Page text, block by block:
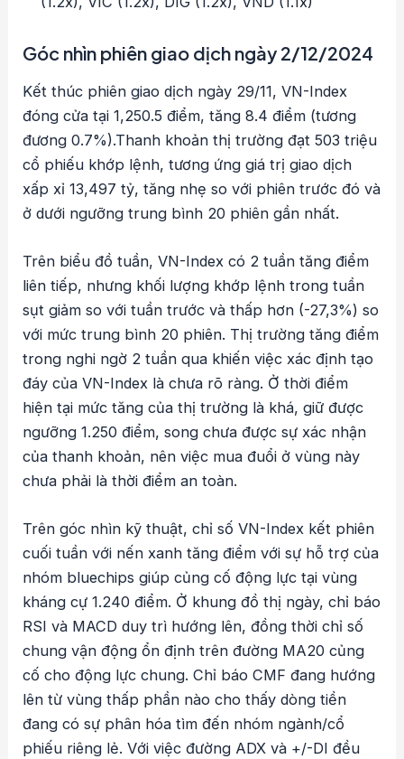
Góc nhìn phiên giao dịch ngày 2/12/2024
Kết thúc phiên giao dịch ngày 29/11, VN-Index
đóng cửa tại 1,250.5 điểm, tăng 8.4 điểm (tương
đương 0.7%).Thanh khoản thị trường đạt 503 triệu
cổ phiếu khớp lệnh, tương ứng giá trị giao dịch
xấp xỉ 13,497 tỷ, tăng nhẹ so với phiên trước đó và
ở dưới ngưỡng trung bình 20 phiên gần nhất.
Trên biểu đồ tuần, VN-Index có 2 tuần tăng điểm
liên tiếp, nhưng khối lượng khớp lệnh trong tuần
sụt giảm so với tuần trước và thấp hơn (-27,3%) so
với mức trung bình 20 phiên. Thị trường tăng điểm
trong nghi ngờ 2 tuần qua khiến việc xác định tạo
đáy của VN-Index là chưa rõ ràng. Ở thời điểm
hiện tại mức tăng của thị trường là khá, giữ được
ngưỡng 1.250 điểm, song chưa được sự xác nhận
của thanh khoản, nên việc mua đuổi ở vùng này
chưa phải là thời điểm an toàn.
Trên góc nhìn kỹ thuật, chỉ số VN-Index kết phiên
cuối tuần với nến xanh tăng điểm với sự hỗ trợ của
nhóm bluechips giúp củng cố động lực tại vùng
kháng cự 1.240 điểm. Ở khung đồ thị ngày, chỉ báo
RSI và MACD duy trì hướng lên, đồng thời chỉ số
chung vận động ổn định trên đường MA20 củng
cố cho động lực chung. Chỉ báo CMF đang hướng
lên từ vùng thấp phần nào cho thấy dòng tiền
đang có sự phân hóa tìm đến nhóm ngành/cổ
phiếu riêng lẻ. Với việc đường ADX và +/-DI đều